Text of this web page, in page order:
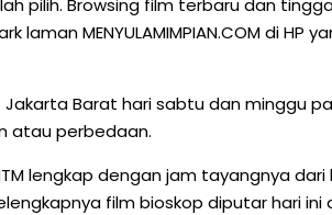
pilih. Browsing film terbaru dan
MENYULAMIMPIAN.COM di
Barat hari sabtu dan minggu
atau perbedaan.
lengkap dengan jam tayangnya dari
film bioskop diputar hari ini